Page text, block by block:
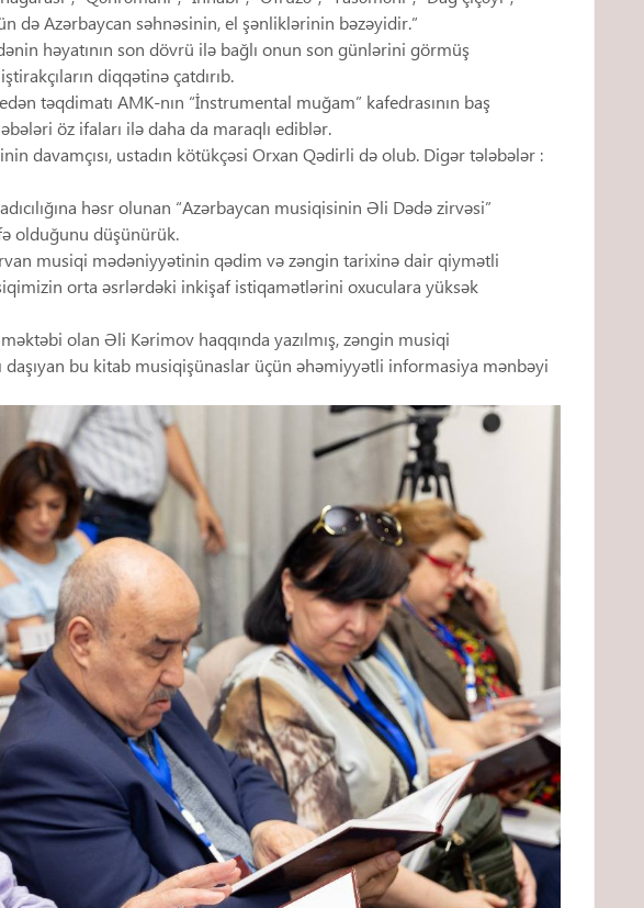
də Azərbaycan səhnəsinin, el şənliklərinin bəzəyidir.”
həyatının son dövrü ilə bağlı onun son günlərini görmüş
diqqətinə çatdırıb.
təqdimatı AMK-nın “İnstrumental muğam” kafedrasının baş
öz ifaları ilə daha da maraqlı ediblər.
davamçısı, ustadın kötükçəsi Orxan Qədirli də olub. Digər tələbələr :
həsr olunan “Azərbaycan musiqisinin Əli Dədə zirvəsi”
olduğunu düşünürük.
musiqi mədəniyyətinin qədim və zəngin tarixinə dair qiymətli
orta əsrlərdəki inkişaf istiqamətlərini oxuculara yüksək
olan Əli Kərimov haqqında yazılmış, zəngin musiqi
daşıyan bu kitab musiqişünaslar üçün əhəmiyyətli informasiya mənbəyi